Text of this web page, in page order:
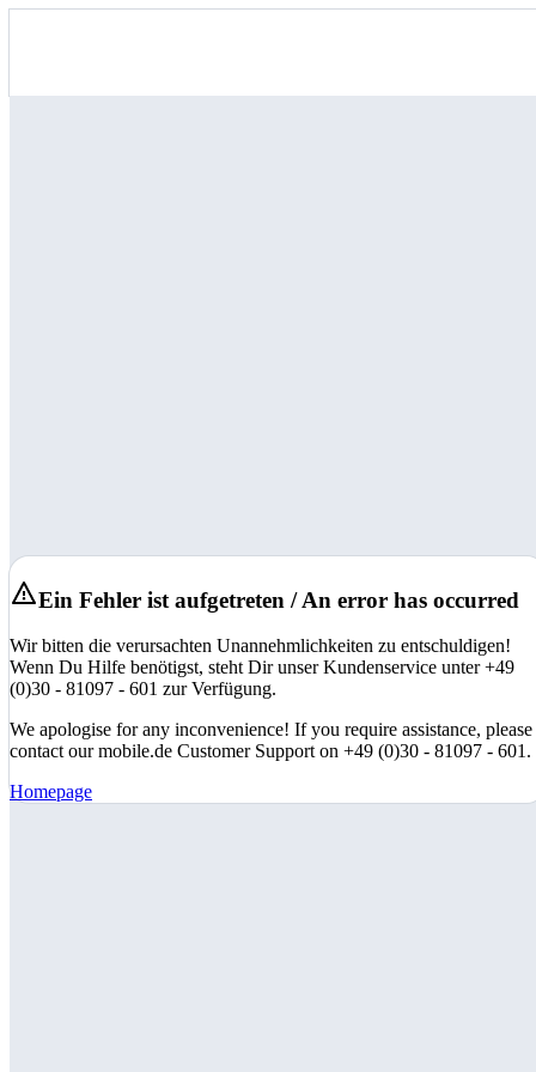
Ein Fehler ist aufgetreten / An error has occurred
Wir bitten die verursachten Unannehmlichkeiten zu entschuldigen!
Wenn Du Hilfe benötigst, steht Dir unser Kundenservice unter +49
(0)30 - 81097 - 601 zur Verfügung.
We apologise for any inconvenience! If you require assistance, please
contact our mobile.de Customer Support on +49 (0)30 - 81097 - 601.
Homepage